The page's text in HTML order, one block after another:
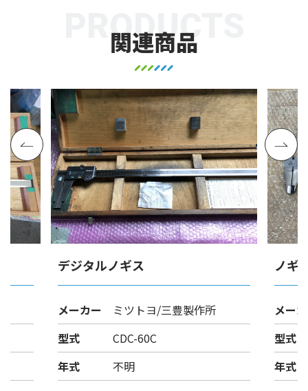
関連商品
PRODUCTS
デジタルノギス
メーカー
ミツトヨ/三豊製作所
型式
CDC-60C
年式
不明
ノギ
メー
型式
年式